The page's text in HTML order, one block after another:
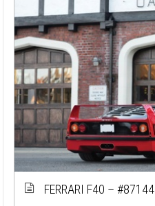
FERRARI F40 – #87144